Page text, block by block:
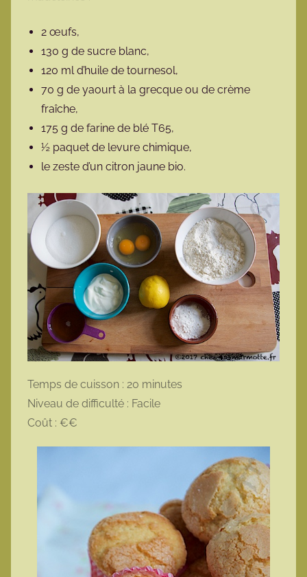
2 œufs,
130 g de sucre blanc,
120 ml d’huile de tournesol,
70 g de yaourt à la grecque ou de crème
fraîche,
175 g de farine de blé T65,
½ paquet de levure chimique,
le zeste d’un citron jaune bio.
Temps de cuisson : 20 minutes
Niveau de difficulté : Facile
Coût : €€